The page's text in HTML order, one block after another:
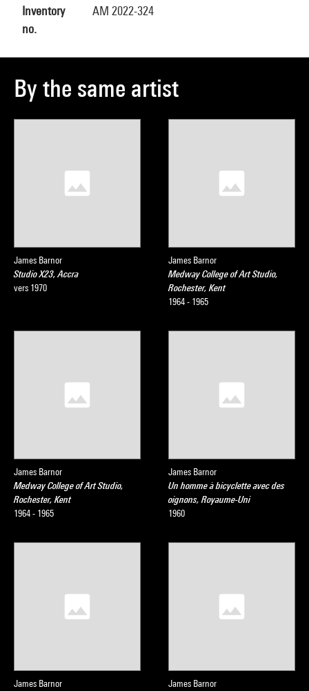
Inventory
no.
AM 2022-324
By the same artist
James Barnor
Studio X23, Accra
vers 1970
James Barnor
Medway College of Art Studio,
Rochester, Kent
1964 - 1965
James Barnor
Medway College of Art Studio,
Rochester, Kent
1964 - 1965
James Barnor
Un homme à bicyclette avec des
oignons, Royaume-Uni
1960
James Barnor
James Barnor